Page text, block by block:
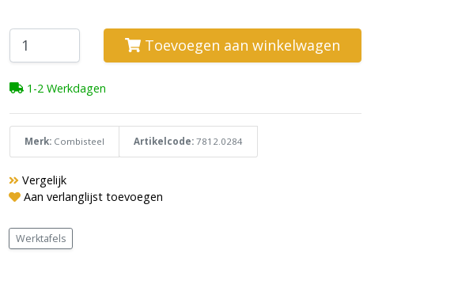
Toevoegen aan winkelwagen
1-2 Werkdagen
Merk: Combisteel Artikelcode: 7812.0284
Vergelijk
Aan verlanglijst toevoegen
Werktafels